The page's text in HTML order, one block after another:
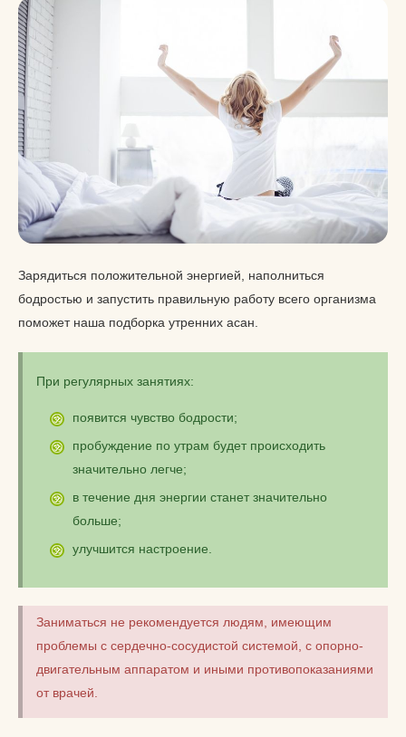
Зарядиться положительной энергией, наполниться
бодростью и запустить правильную работу всего организма
поможет наша подборка утренних асан.
При регулярных занятиях:
появится чувство бодрости;
пробуждение по утрам будет происходить
значительно легче;
в течение дня энергии станет значительно
больше;
улучшится настроение.
Заниматься не рекомендуется людям, имеющим
проблемы с сердечно-сосудистой системой, с опорно-
двигательным аппаратом и иными противопоказаниями
от врачей.